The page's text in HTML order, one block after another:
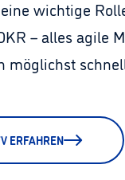
wichtige
– alles agile
möglichst
ERFAHREN